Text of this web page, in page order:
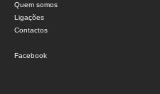
Quem somos
Ligações
Contactos
Facebook